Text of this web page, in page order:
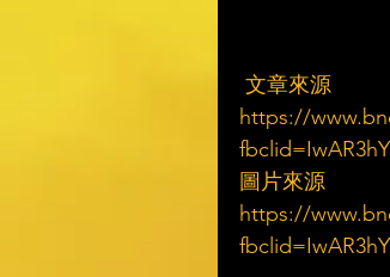
文章來源
https://
圖片來源
https://